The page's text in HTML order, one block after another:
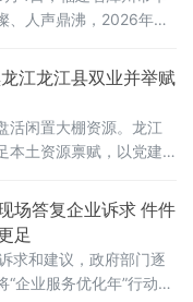
、人声鼎沸，2026年华
凉山水为底色、以文旅
利为驱动，全面激活暑
生态凉资源”转化为“消
江龙江县双业并举赋
活闲置大棚资源。龙江
本土资源禀赋，以党建
、农旅融合、产销并举
价值、壮大集体经济，
富、乡村美的和美乡村
场答复企业诉求 件件
足
求和建议，政府部门逐
企业服务优化年”行动推